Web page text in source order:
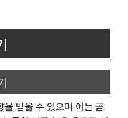
받을 수 있으며 이는 곧